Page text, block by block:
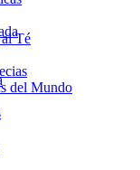
Té
del Mundo